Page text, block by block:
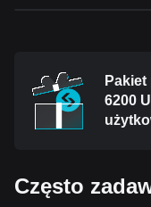
6200
Często